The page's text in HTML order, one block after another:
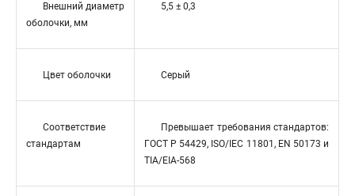
Внешний диаметр
оболочки, мм
5,5 ± 0,3
Цвет оболочки Серый
Соответствие
стандартам
Превышает требования стандартов:
ГОСТ Р 54429, ISO/IEC 11801, EN 50173 и
TIA/EIA-568